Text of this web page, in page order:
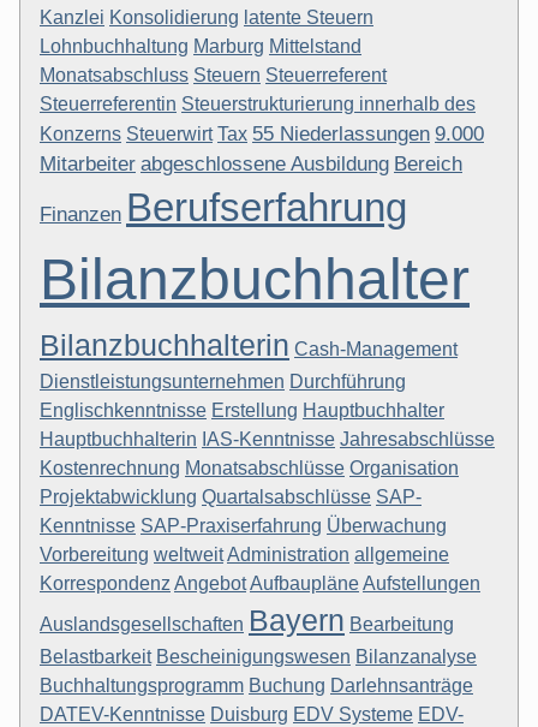
Kanzlei Konsolidierung latente Steuern
Lohnbuchhaltung Marburg Mittelstand
Monatsabschluss Steuern Steuerreferent
Steuerreferentin Steuerstrukturierung innerhalb des
Konzerns Steuerwirt Tax 55 Niederlassungen 9.000
Mitarbeiter abgeschlossene Ausbildung Bereich
Finanzen Berufserfahrung
Bilanzbuchhalter
Bilanzbuchhalterin Cash-Management
Dienstleistungsunternehmen Durchführung
Englischkenntnisse Erstellung Hauptbuchhalter
Hauptbuchhalterin IAS-Kenntnisse Jahresabschlüsse
Kostenrechnung Monatsabschlüsse Organisation
Projektabwicklung Quartalsabschlüsse SAP-
Kenntnisse SAP-Praxiserfahrung Überwachung
Vorbereitung weltweitAdministration allgemeine
Korrespondenz AngebotAufbaupläneAufstellungen
Auslandsgesellschaften Bayern Bearbeitung
Belastbarkeit Bescheinigungswesen Bilanzanalyse
Buchhaltungsprogramm Buchung Darlehnsanträge
DATEV-Kenntnisse Duisburg EDV Systeme EDV-